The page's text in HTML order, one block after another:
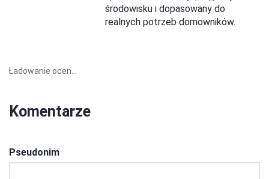
środowisku i dopasowany do
realnych potrzeb domowników.
Ładowanie ocen...
Komentarze
Pseudonim